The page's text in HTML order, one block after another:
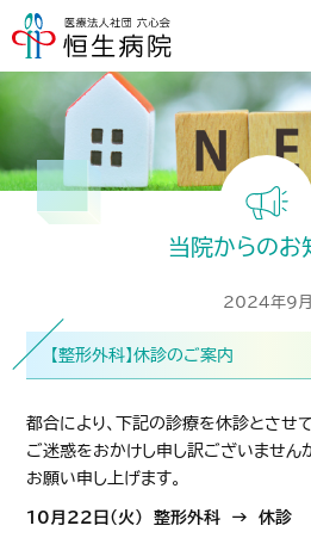
当院からのお
2024年9
【整形外科】休診のご案内
都合により、下記の診療を休診とさせ
ご迷惑をおかけし申し訳ございません
お願い申し上げます。
10月22日（火） 整形外科 → 休診